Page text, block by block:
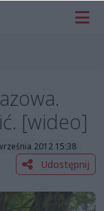
[wideo]
2012 15:38
Udostępnij